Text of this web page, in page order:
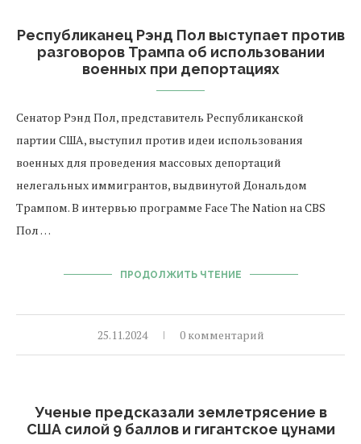
Республиканец Рэнд Пол выступает против
разговоров Трампа об использовании
военных при депортациях
Сенатор Рэнд Пол, представитель Республиканской
партии США, выступил против идеи использования
военных для проведения массовых депортаций
нелегальных иммигрантов, выдвинутой Дональдом
Трампом. В интервью программе Face The Nation на CBS
Пол …
ПРОДОЛЖИТЬ ЧТЕНИЕ
25.11.2024 0 комментарий
Ученые предсказали землетрясение в
США силой 9 баллов и гигантское цунами